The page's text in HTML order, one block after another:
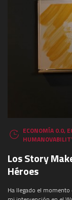
ECONOMÍA 0.0,
Los Story
Héroes
Ha llegado el